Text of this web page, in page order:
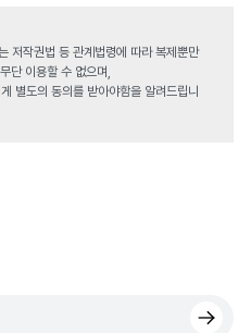
저작권법 등 관계법령에 따라 복제뿐만
단 이용할 수 없으며,
별도의 동의를 받아야함을 알려드립니